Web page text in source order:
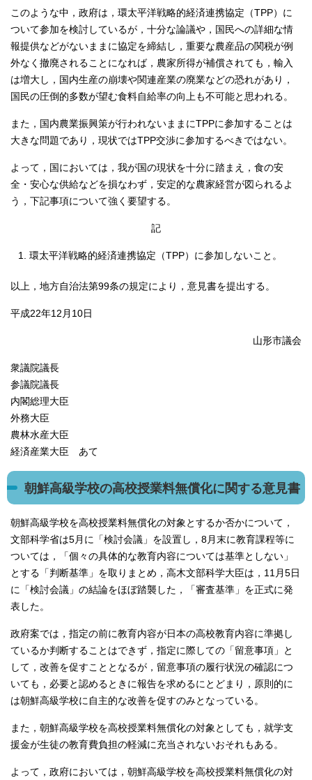
このような中，政府は，環太平洋戦略的経済連携協定（TPP）に
ついて参加を検討しているが，十分な論議や，国民への詳細な情
報提供などがないままに協定を締結し，重要な農産品の関税が例
外なく撤廃されることになれば，農家所得が補償されても，輸入
は増大し，国内生産の崩壊や関連産業の廃業などの恐れがあり，
国民の圧倒的多数が望む食料自給率の向上も不可能と思われる。
また，国内農業振興策が行われないままにTPPに参加することは
大きな問題であり，現状ではTPP交渉に参加するべきではない。
よって，国においては，我が国の現状を十分に踏まえ，食の安
全・安心な供給などを損なわず，安定的な農家経営が図られるよ
う，下記事項について強く要望する。
記
環太平洋戦略的経済連携協定（TPP）に参加しないこと。
以上，地方自治法第99条の規定により，意見書を提出する。
平成22年12月10日
山形市議会
衆議院議長
参議院議長
内閣総理大臣
外務大臣
農林水産大臣
経済産業大臣 あて
朝鮮高級学校の高校授業料無償化に関する意見書
朝鮮高級学校を高校授業料無償化の対象とするか否かについて，
文部科学省は5月に「検討会議」を設置し，8月末に教育課程等に
ついては，「個々の具体的な教育内容については基準としない」
とする「判断基準」を取りまとめ，高木文部科学大臣は，11月5日
に「検討会議」の結論をほぼ踏襲した，「審査基準」を正式に発
表した。
政府案では，指定の前に教育内容が日本の高校教育内容に準拠し
ているか判断することはできず，指定に際しての「留意事項」と
して，改善を促すこととなるが，留意事項の履行状況の確認につ
いても，必要と認めるときに報告を求めるにとどまり，原則的に
は朝鮮高級学校に自主的な改善を促すのみとなっている。
また，朝鮮高級学校を高校授業料無償化の対象としても，就学支
援金が生徒の教育費負担の軽減に充当されないおそれもある。
よって，政府においては，朝鮮高級学校を高校授業料無償化の対